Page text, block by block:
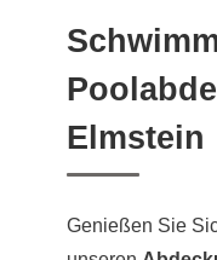
Elmstein
Genießen Sie